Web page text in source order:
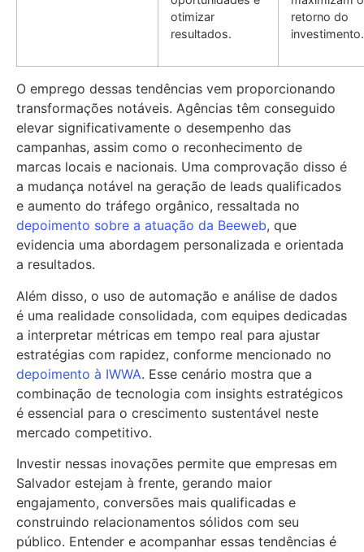
otimizar
resultados.
retorno do
investimento.
O emprego dessas tendências vem proporcionando
transformações notáveis. Agências têm conseguido
elevar significativamente o desempenho das
campanhas, assim como o reconhecimento de
marcas locais e nacionais. Uma comprovação disso é
a mudança notável na geração de leads qualificados
e aumento do tráfego orgânico, ressaltada no
depoimento sobre a atuação da Beeweb, que
evidencia uma abordagem personalizada e orientada
a resultados.
Além disso, o uso de automação e análise de dados
é uma realidade consolidada, com equipes dedicadas
a interpretar métricas em tempo real para ajustar
estratégias com rapidez, conforme mencionado no
depoimento à IWWA. Esse cenário mostra que a
combinação de tecnologia com insights estratégicos
é essencial para o crescimento sustentável neste
mercado competitivo.
Investir nessas inovações permite que empresas em
Salvador estejam à frente, gerando maior
engajamento, conversões mais qualificadas e
construindo relacionamentos sólidos com seu
público. Entender e acompanhar essas tendências é